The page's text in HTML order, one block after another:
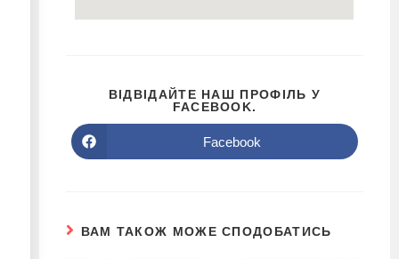
ВІДВІДАЙТЕ НАШ ПРОФІЛЬ У
FACEBOOK.
Facebook
ВАМ ТАКОЖ МОЖЕ СПОДОБАТИСЬ